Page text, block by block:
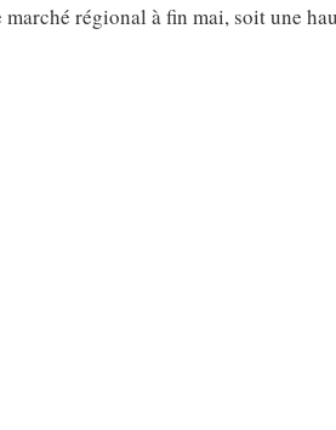
régional à fin mai, soit une